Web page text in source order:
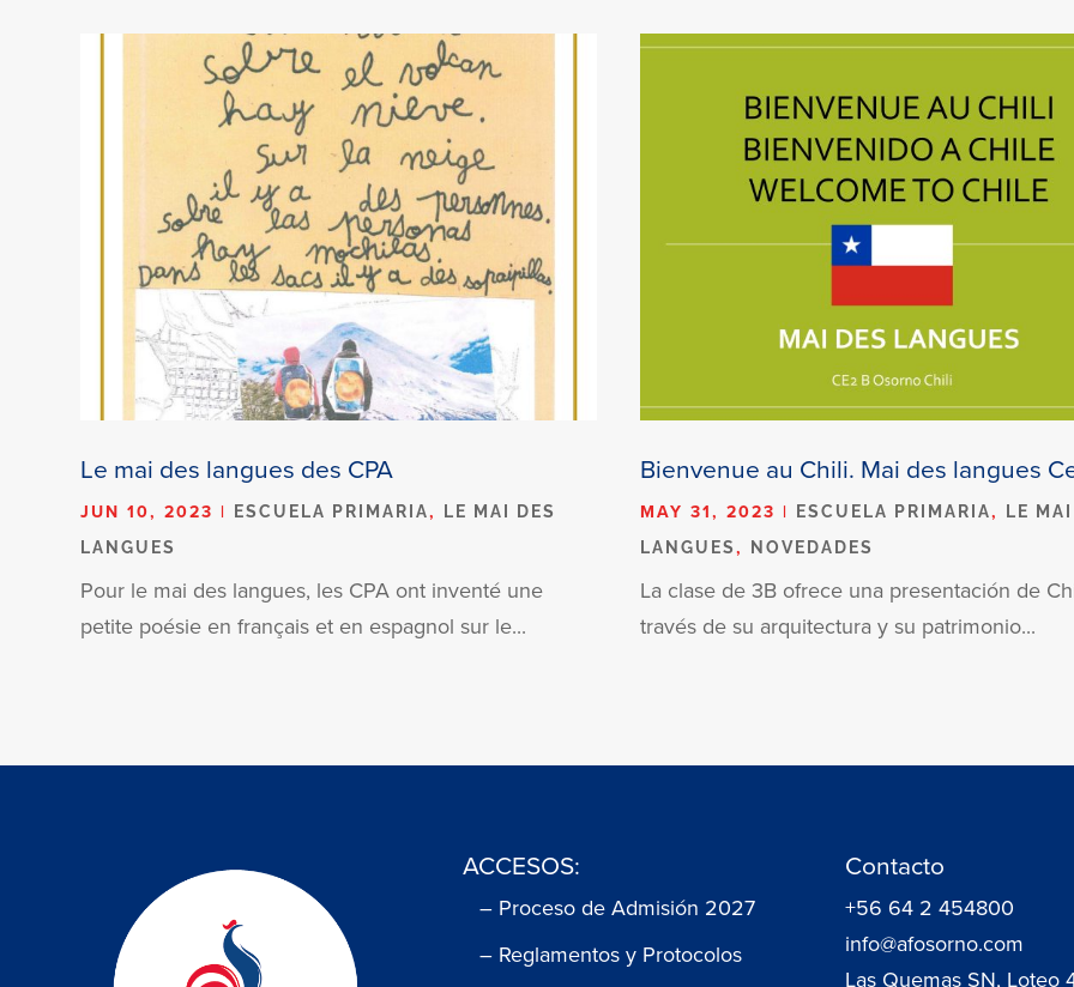
Le mai des langues des CPA
JUN 10, 2023 | ESCUELA PRIMARIA,
LE MAI DES
LANGUES
Pour le mai des langues, les CPA ont inventé une
petite poésie en français et en espagnol sur le...
Bienvenue au Chili. Mai des langues
MAY 31, 2023 | ESCUELA PRIMARIA,
LE
LANGUES, NOVEDADES
La clase de 3B ofrece una presentación de
través de su arquitectura y su patrimonio...
ACCESOS:
– Proceso de Admisión 2027
– Reglamentos y Protocolos
Contacto
+56 64 2 454800
info@afosorno.com
Las Quemas SN, Loteo